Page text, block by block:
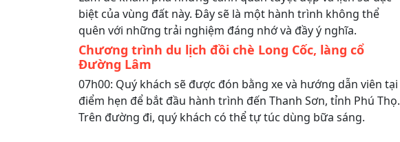
biệt của vùng đất này. Đây sẽ là một hành trình không thể
quên với những trải nghiệm đáng nhớ và đầy ý nghĩa.
Chương trình du lịch đồi chè Long Cốc, làng cổ
Đường Lâm
07h00: Quý khách sẽ được đón bằng xe và hướng dẫn viên tại
điểm hẹn để bắt đầu hành trình đến Thanh Sơn, tỉnh Phú Thọ.
Trên đường đi, quý khách có thể tự túc dùng bữa sáng.